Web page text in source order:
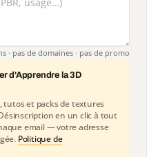
· pas de domaines · pas de promo
d'Apprendre la 3D
tutos et packs de textures
en un clic à tout
email — votre adresse
Politique de